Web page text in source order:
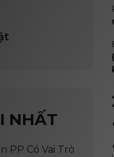
NHẤT
PP Có Vai Trò